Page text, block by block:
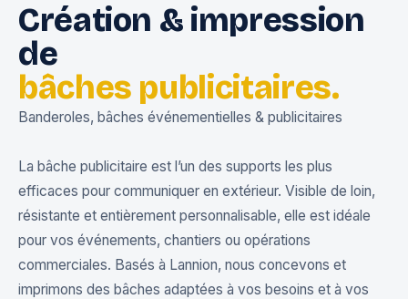
Création & impression
de
bâches publicitaires.
Banderoles, bâches événementielles & publicitaires
La bâche publicitaire est l’un des supports les plus
efficaces pour communiquer en extérieur. Visible de loin,
résistante et entièrement personnalisable, elle est idéale
pour vos événements, chantiers ou opérations
commerciales. Basés à Lannion, nous concevons et
imprimons des bâches adaptées à vos besoins et à vos